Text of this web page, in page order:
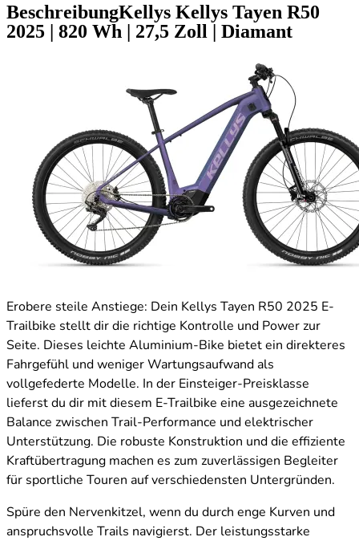
BeschreibungKellys Kellys Tayen R50
2025 | 820 Wh | 27,5 Zoll | Diamant
Erobere steile Anstiege: Dein Kellys Tayen R50 2025 E-
Trailbike stellt dir die richtige Kontrolle und Power zur
Seite. Dieses leichte Aluminium-Bike bietet ein direkteres
Fahrgefühl und weniger Wartungsaufwand als
vollgefederte Modelle. In der Einsteiger-Preisklasse
lieferst du dir mit diesem E-Trailbike eine ausgezeichnete
Balance zwischen Trail-Performance und elektrischer
Unterstützung. Die robuste Konstruktion und die effiziente
Kraftübertragung machen es zum zuverlässigen Begleiter
für sportliche Touren auf verschiedensten Untergründen.
Spüre den Nervenkitzel, wenn du durch enge Kurven und
anspruchsvolle Trails navigierst. Der leistungsstarke